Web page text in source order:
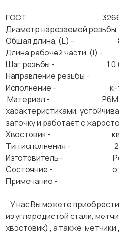
ГОСТ - 3266-
Диаметр нарезаемой
Общая длина, (L) -
Длина рабочей части, (l)
Шаг резьбы - 1,0
Направление резьбы -
Исполнение - к-т из 2
Материал - Р6М5
характеристиками,
заточку и работает с
Хвостовик -
Тип исполнения - 2 (с
Изготовитель -
Состояние -
Примечание -
У нас Вы можете
из углеродистой стали,
хвостовик) , а также